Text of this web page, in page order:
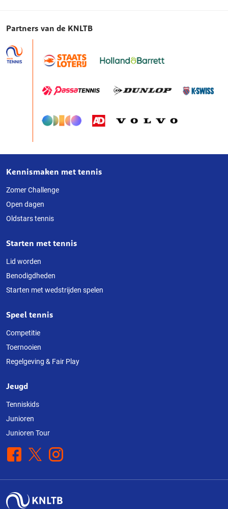
Partners van de KNLTB
Over
deze
website
Kennismaken met tennis
Zomer Challenge
Open dagen
Oldstars tennis
Starten met tennis
Lid worden
Benodigdheden
Starten met wedstrijden spelen
Speel tennis
Competitie
Toernooien
Regelgeving & Fair Play
Jeugd
Tenniskids
Junioren
Junioren Tour
Facebook
X Instagram